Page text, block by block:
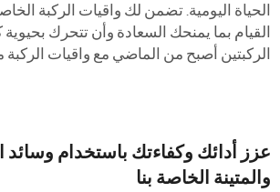
الحياة اليومية. تضمن لك واقيات الركبة
القيام بما يمنحك السعادة وأن تتحرك
الركبتين أصبح من الماضي مع واقيات الركبة
عزز أدائك وكفاءتك باستخدام وسائد
والمتينة الخاصة بنا